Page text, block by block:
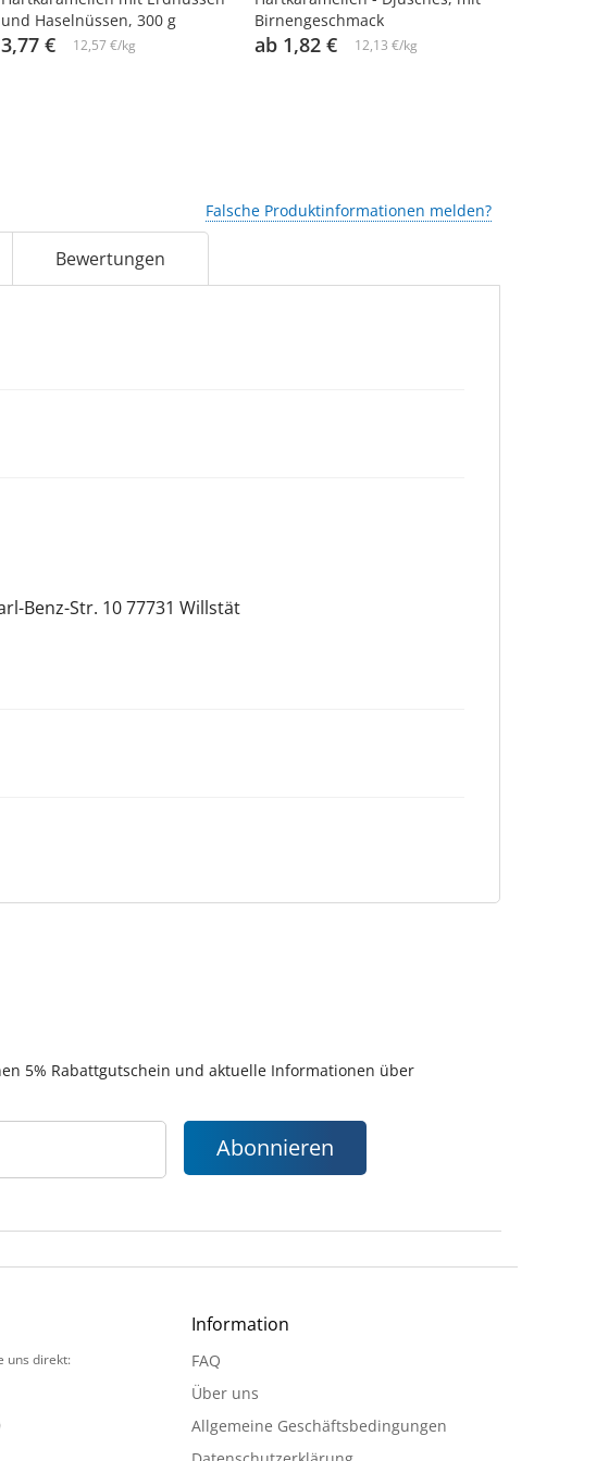
und Haselnüssen, 300 g
3,77 € 12,57 €/kg
Birnengeschmack
ab 1,82 € 12,13 €/kg
Falsche Produktinformationen melden?
Bewertungen
Benz-Str. 10 77731 Willstät
5% Rabattgutschein und aktuelle Informationen über
Abonnieren
uns direkt:
Information
FAQ
Über uns
Allgemeine Geschäftsbedingungen